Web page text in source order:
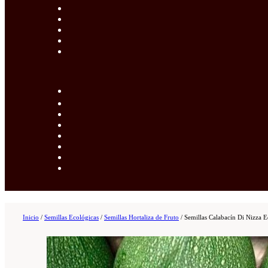
Inicio / Semillas Ecológicas / Semillas Hortaliza de Fruto / Semillas Calabacín Di Nizza